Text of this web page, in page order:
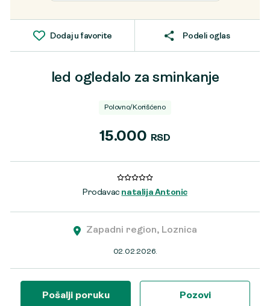
Dodaj u favorite Podeli oglas
led ogledalo za sminkanje
Polovno/Korišćeno
15.000 RSD
Prodavac natalija Antonic
Zapadni region, Loznica
02.02.2026.
Pošalji poruku Pozovi